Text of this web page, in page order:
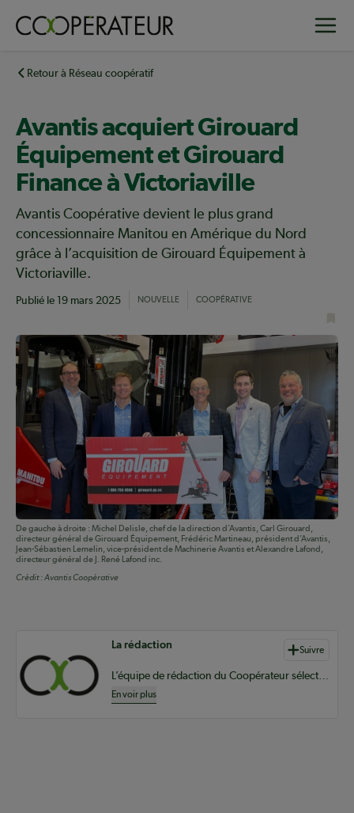
principalRetour à Réseau coopératif
Avantis acquiert Girouard
Équipement et Girouard
Finance à Victoriaville
Avantis Coopérative devient le plus grand
concessionnaire Manitou en Amérique du Nord
grâce à l’acquisition de Girouard Équipement à
Victoriaville.
Publié le 19 mars 2025 NOUVELLE COOPÉRATIVE
De gauche à droite : Michel Delisle, chef de la direction d’Avantis, Carl Girouard,
directeur général de Girouard Équipement, Frédéric Martineau, président d’Avantis,
Jean-Sébastien Lemelin, vice-président de Machinerie Avantis et Alexandre Lafond,
directeur général de J. René Lafond inc.
Crédit :Avantis Coopérative
Auteurs de contenu
La rédaction Suivre
L’équipe de rédaction du Coopérateur sélectionne du contenu pertinent à vos informations coopératives à l’échelle provinciale, nationale et internationale.
En voir plus